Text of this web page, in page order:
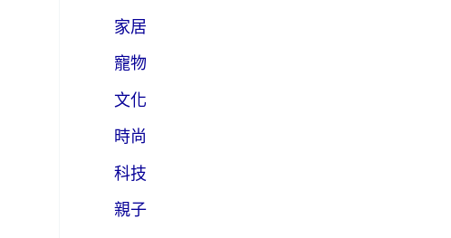
家居
寵物
文化
時尚
科技
親子